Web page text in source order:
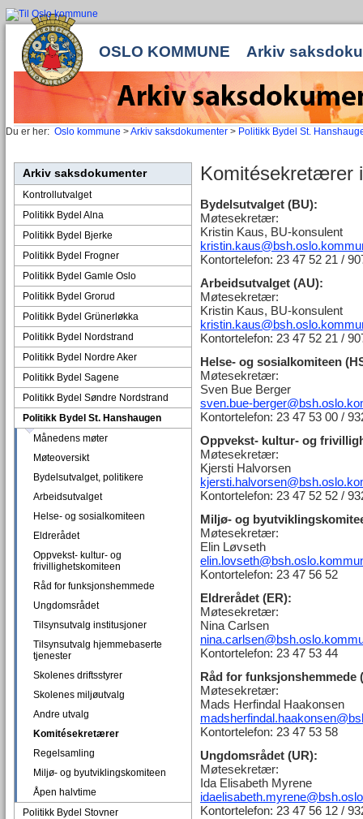
OSLO KOMMUNE Arkiv
Du er her: Oslo kommune >Arkiv saksdokumenter > Politikk Bydel St.
Arkiv saksdokumenter
Kontrollutvalget
Politikk Bydel Alna
Politikk Bydel Bjerke
Politikk Bydel Frogner
Politikk Bydel Gamle Oslo
Politikk Bydel Grorud
Politikk Bydel Grünerløkka
Politikk Bydel Nordstrand
Politikk Bydel Nordre Aker
Politikk Bydel Sagene
Politikk Bydel Søndre Nordstrand
Politikk Bydel St. Hanshaugen
Månedens møter
Møteoversikt
Bydelsutvalget, politikere
Arbeidsutvalget
Helse- og sosialkomiteen
Eldrerådet
Oppvekst- kultur- og
frivillighetskomiteen
Råd for funksjonshemmede
Ungdomsrådet
Tilsynsutvalg institusjoner
Tilsynsutvalg hjemmebaserte
tjenester
Skolenes driftsstyrer
Skolenes miljøutvalg
Andre utvalg
Komitésekretærer
Regelsamling
Miljø- og byutviklingskomiteen
Åpen halvtime
Politikk Bydel Stovner
Komitésekretærer
Bydelsutvalget (BU):
Møtesekretær:
Kristin Kaus, BU-konsulent
Kontortelefon: 23 47 52 21 /
Arbeidsutvalget (AU):
Møtesekretær:
Kristin Kaus, BU-konsulent
Kontortelefon: 23 47 52 21 /
Helse- og sosialkomiteen
Møtesekretær:
Sven Bue Berger
sven.bue-
Kontortelefon: 23 47 53 00 /
Oppvekst- kultur- og
Møtesekretær:
Kjersti Halvorsen
Kontortelefon: 23 47 52 52 /
Miljø- og
Møtesekretær:
Elin Løvseth
Kontortelefon: 23 47 56 52
Eldrerådet (ER):
Møtesekretær:
Nina Carlsen
Kontortelefon: 23 47 53 44
Råd for funksjonshemmede
Møtesekretær:
Mads Herfindal Haakonsen
Kontortelefon: 23 47 53 58
Ungdomsrådet (UR):
Møtesekretær:
Ida Elisabeth Myrene
Kontortelefon: 23 47 56 12 /